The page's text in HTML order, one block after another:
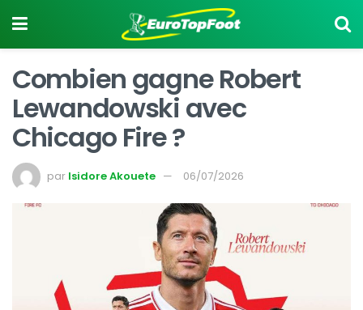
Combien gagne Robert
Lewandowski avec
Chicago Fire ?
par Isidore Akouete 06/07/2026